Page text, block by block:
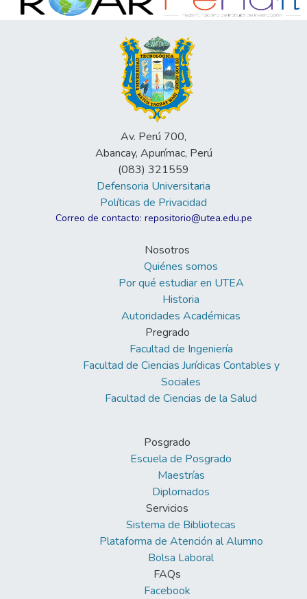
Av. Perú 700,
Abancay, Apurímac, Perú
(083) 321559
Defensoria Universitaria
Políticas de Privacidad
Correo de contacto: repositorio@utea.edu.pe
Nosotros
Quiénes somos
Por qué estudiar en UTEA
Historia
Autoridades Académicas
Pregrado
Facultad de Ingeniería
Facultad de Ciencias Jurídicas Contables y
Sociales
Facultad de Ciencias de la Salud
Posgrado
Escuela de Posgrado
Maestrías
Diplomados
Servicios
Sistema de Bibliotecas
Plataforma de Atención al Alumno
Bolsa Laboral
FAQs
Facebook